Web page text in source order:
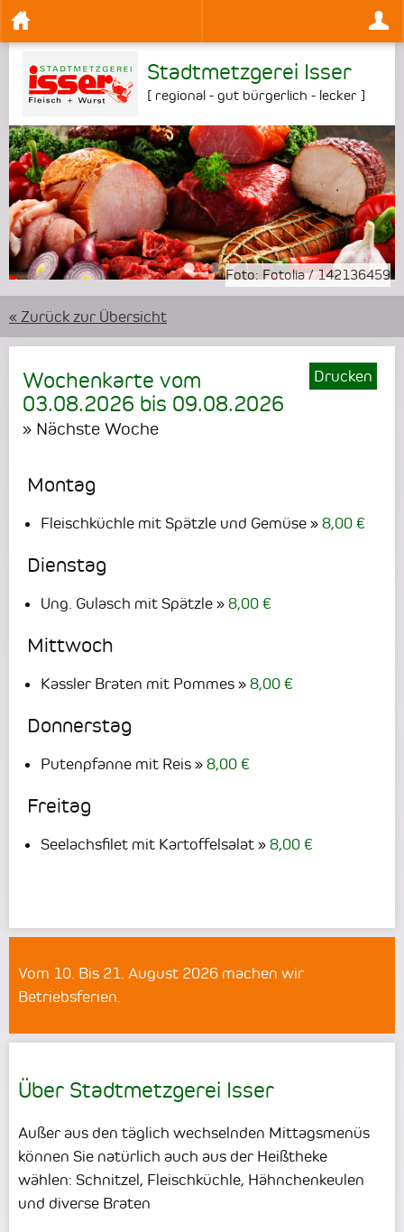
Stadtmetzgerei Isser
[ regional - gut bürgerlich - lecker ]
Foto: Fotolia/142136459
••
« Zurück zur Übersicht
Drucken
Wochenkarte vom
03.08.2026 bis 09.08.2026
» Nächste Woche
Montag
Fleischküchle mit Spätzle und Gemüse 8,00 €
Dienstag
Ung. Gulasch mit Spätzle 8,00 €
Mittwoch
Kassler Braten mit Pommes 8,00 €
Donnerstag
Putenpfanne mit Reis 8,00 €
Freitag
Seelachsfilet mit Kartoffelsalat 8,00 €
Vom 10. Bis 21. August 2026 machen wir
Betriebsferien.
Über Stadtmetzgerei Isser
Außer aus den täglich wechselnden Mittagsmenüs
können Sie natürlich auch aus der Heißtheke
wählen: Schnitzel, Fleischküchle, Hähnchenkeulen
und diverse Braten